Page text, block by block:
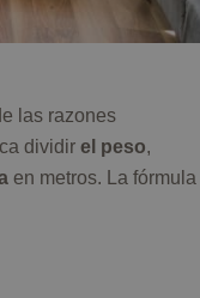
las razones
dividir el peso,
en metros. La fórmula